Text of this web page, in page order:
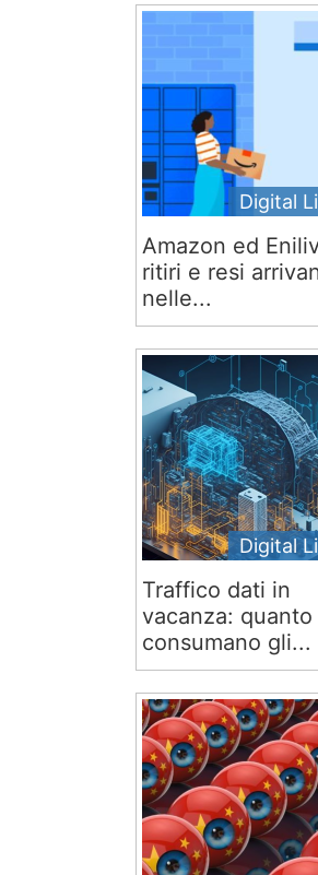
Digital
Amazon ed
ritiri e resi
nelle...
Digital
Traffico dati in
vacanza: quanto
consumano gli...